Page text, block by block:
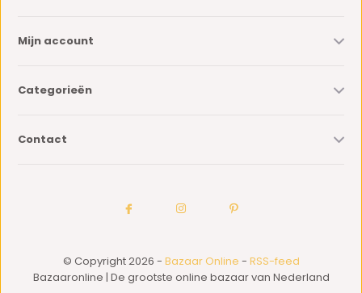
Mijn account
Categorieën
Contact
© Copyright 2026 - Bazaar Online - RSS-feed
Bazaaronline | De grootste online bazaar van Nederland